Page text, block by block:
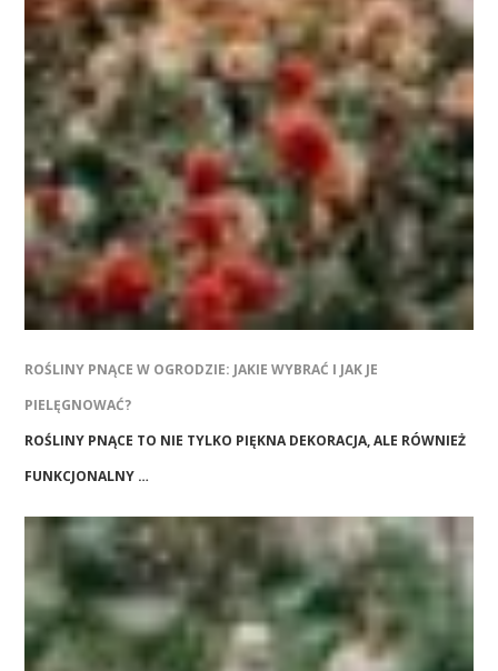
ROŚLINY PNĄCE W OGRODZIE: JAKIE WYBRAĆ I JAK JE
PIELĘGNOWAĆ?
ROŚLINY PNĄCE TO NIE TYLKO PIĘKNA DEKORACJA, ALE RÓWNIEŻ
FUNKCJONALNY …